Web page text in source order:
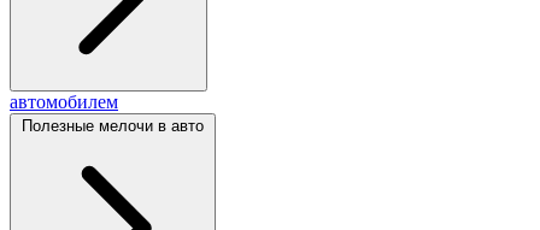
автомобилем
Полезные мелочи в авто